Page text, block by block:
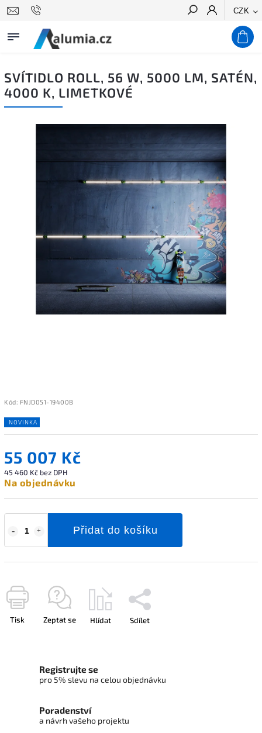
CZK
Hledat
SVÍTIDLO ROLL, 56 W, 5000 LM, SATÉN,
4000 K, LIMETKOVÉ
Kód: FNJD051-19400B
NOVINKA
55 007 Kč
45 460 Kč bez DPH
Na objednávku
Přidat do košíku
Tisk Zeptat se Hlídat Sdílet
Registrujte se
pro 5% slevu na celou objednávku
Poradenství
a návrh vašeho projektu